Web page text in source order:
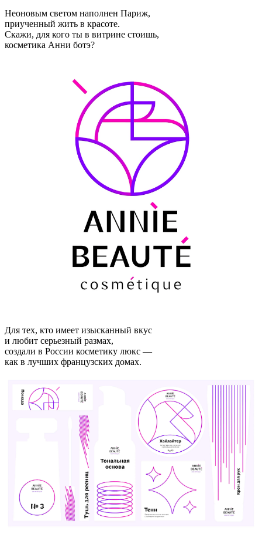
Неоновым светом наполнен Париж,
приученный жить в красоте.
Скажи, для кого ты в витрине стоишь,
косметика Анни ботэ?
Для тех, кто имеет изысканный вкус
и любит серьезный размах,
создали в России косметику люкс —
как в лучших французских домах.